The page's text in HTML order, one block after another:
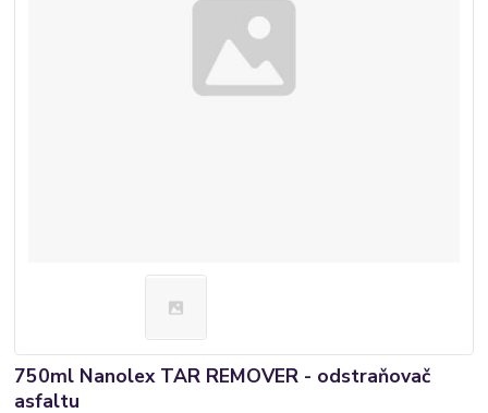
750ml Nanolex TAR REMOVER - odstraňovač
asfaltu